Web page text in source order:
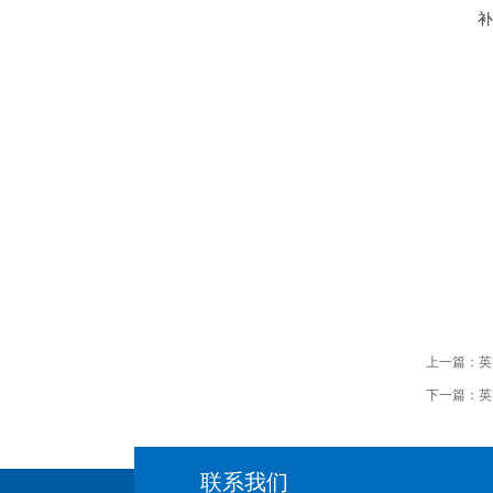
上一篇：
下一篇：
联系我们